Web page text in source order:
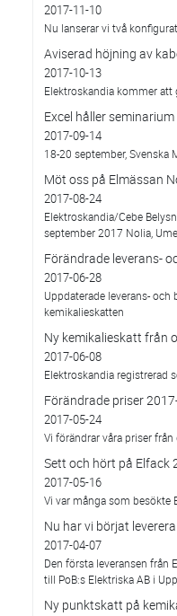
2017-11-10
Nu lanserar vi två
Aviserad höjning av
2017-10-13
Elektroskandia kommer att
Excel håller seminarium
2017-09-14
18-20 september, Svenska
Möt oss på Elmässan
2017-08-24
Elektroskandia/Cebe
september 2017 Nolia,
Förändrade leverans-
2017-06-28
Uppdaterade leverans-
kemikalieskatten
Ny kemikalieskatt från
2017-06-08
Elektroskandia registrerad
Förändrade priser
2017-05-24
Vi förändrar våra priser
Sett och hört på Elfack
2017-05-16
Vi var många som besökte
Nu har vi börjat
2017-04-07
Den första leveransen från
till PoB:s Elektriska AB i
Ny punktskatt på